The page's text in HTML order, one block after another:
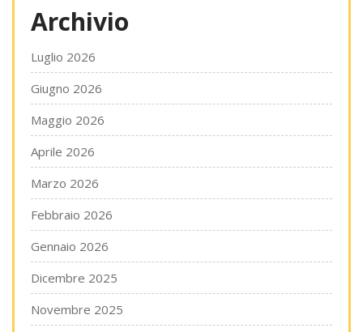
Archivio
Luglio 2026
Giugno 2026
Maggio 2026
Aprile 2026
Marzo 2026
Febbraio 2026
Gennaio 2026
Dicembre 2025
Novembre 2025